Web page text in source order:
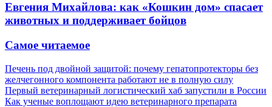
Евгения Михайлова: как «Кошкин дом» спасает
животных и поддерживает бойцов
Самое читаемое
Печень под двойной защитой: почему гепатопротекторы без
желчегонного компонента работают не в полную силу
Первый ветеринарный логистический хаб запустили в России
Как ученые воплощают идею ветеринарного препарата